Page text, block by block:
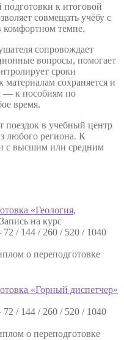
подготовки к итоговой
совмещать учёбу с
комфортном темпе.
сопровождает
вопросы, помогает
сроки
сохраняется и
— к пособиям по
время.
поездок в учебный центр
любого региона. К
с высшим или средним
«Геология,
Запись на курс
72 / 144 / 260 / 520 / 1040
о переподготовке
«Горный диспетчер»
72 / 144 / 260 / 520 / 1040
о переподготовке